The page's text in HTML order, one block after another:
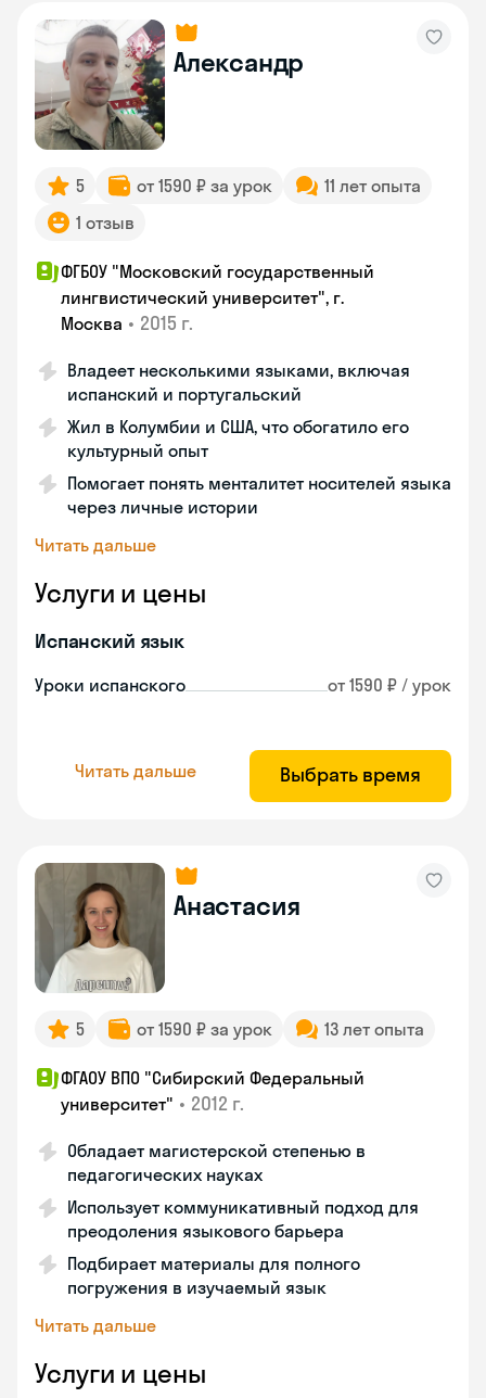
Александр
5 от 1590 ₽ за урок
11 лет опыта
1 отзыв
ФГБОУ "Московский государственный
лингвистический университет", г.
Москва • 2015 г.
Владеет несколькими языками, включая
испанский и португальский
Жил в Колумбии и США, что обогатило его
культурный опыт
Помогает понять менталитет носителей языка
через личные истории
Читать дальше
Услуги и цены
Испанский язык
Уроки испанского от 1590 ₽ / урок
Читать дальше Выбрать время
Анастасия
5 от 1590 ₽ за урок 13 лет опыта
ФГАОУ ВПО "Сибирский Федеральный
университет" • 2012 г.
Обладает магистерской степенью в
педагогических науках
Использует коммуникативный подход для
преодоления языкового барьера
Подбирает материалы для полного
погружения в изучаемый язык
Читать дальше
Услуги и цены